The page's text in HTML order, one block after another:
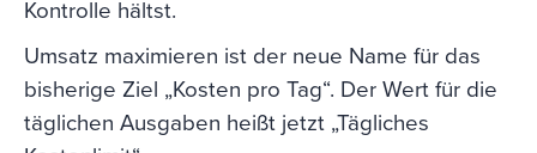
Kontrolle hältst.
Umsatz maximieren ist der neue Name für das
bisherige Ziel „Kosten pro Tag“. Der Wert für die
täglichen Ausgaben heißt jetzt „Tägliches